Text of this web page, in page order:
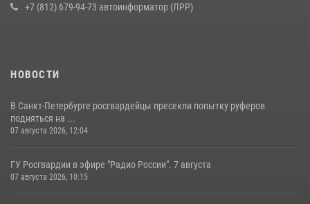
+7 (812) 679-94-73 автоинформатор (ЛРР)
НОВОСТИ
В Санкт-Петербурге росгвардейцы пресекли попытку руферов
подняться на ...
07 августа 2026, 12:04
ГУ Росгвардии в эфире "Радио России". 7 августа
07 августа 2026, 10:15